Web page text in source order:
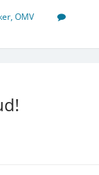
,OMV